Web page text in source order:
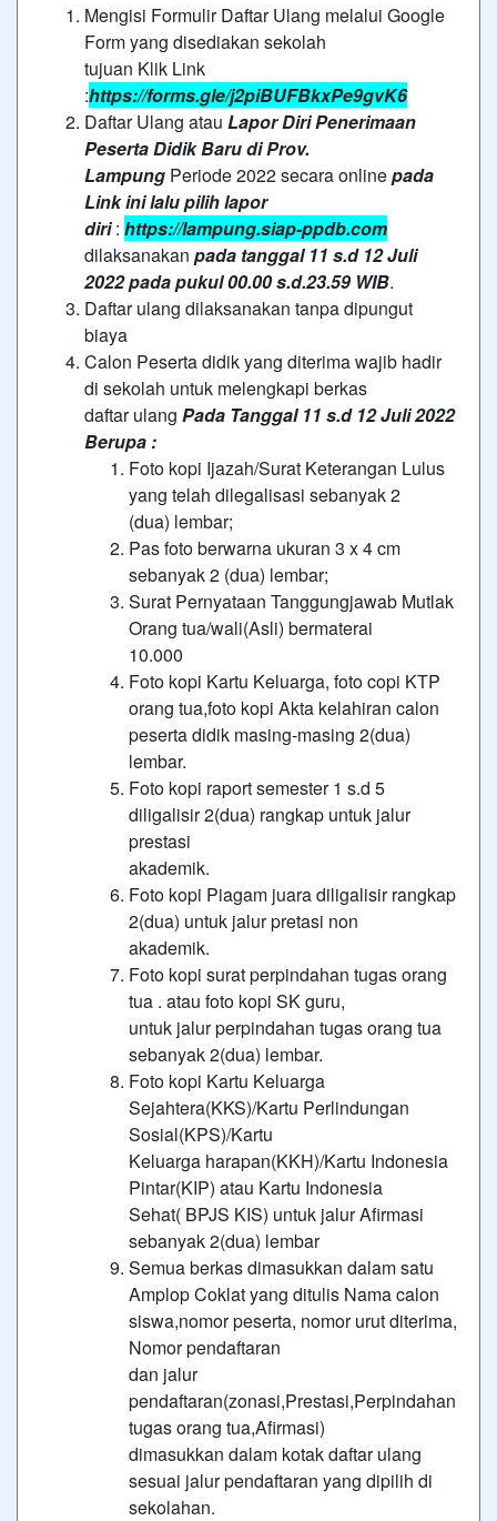
Mengisi Formulir Daftar Ulang melalui Google
Form yang disediakan sekolah
tujuan Klik Link
:https://forms.gle/j2piBUFBkxPe9gvK6
Daftar Ulang atau Lapor Diri Penerimaan
Peserta Didik Baru di Prov.
Lampung Periode 2022 secara onlinepada
Link ini lalu pilih lapor
diri: https://lampung.siap-ppdb.com
dilaksanakan pada tanggal 11 s.d 12 Juli
2022 pada pukul 00.00 s.d.23.59 WIB.
Daftar ulang dilaksanakan tanpa dipungut
biaya
Calon Peserta didik yang diterima wajib hadir
di sekolah untuk melengkapi berkas
daftar ulang Pada Tanggal 11 s.d 12 Juli 2022
Berupa :
Foto kopi Ijazah/Surat Keterangan Lulus
yang telah dilegalisasi sebanyak 2
(dua) lembar;
Pas foto berwarna ukuran 3 x 4 cm
sebanyak 2 (dua) lembar;
Surat Pernyataan Tanggungjawab Mutlak
Orang tua/wali(Asli) bermaterai
10.000
Foto kopi Kartu Keluarga, foto copi KTP
orang tua,foto kopi Akta kelahiran calon
peserta didik masing-masing 2(dua)
lembar.
Foto kopi raport semester 1 s.d 5
diligalisir 2(dua) rangkap untuk jalur
prestasi
akademik.
Foto kopi Piagam juara diligalisir rangkap
2(dua) untuk jalur pretasi non
akademik.
Foto kopi surat perpindahan tugas orang
tua . atau foto kopi SK guru,
untuk jalur perpindahan tugas orang tua
sebanyak 2(dua) lembar.
Foto kopi Kartu Keluarga
Sejahtera(KKS)/Kartu Perlindungan
Sosial(KPS)/Kartu
Keluarga harapan(KKH)/Kartu Indonesia
Pintar(KIP) atau Kartu Indonesia
Sehat( BPJS KIS) untuk jalur Afirmasi
sebanyak 2(dua) lembar
Semua berkas dimasukkan dalam satu
Amplop Coklat yang ditulis Nama calon
siswa,nomor peserta, nomor urut diterima,
Nomor pendaftaran
dan jalur
pendaftaran(zonasi,Prestasi,Perpindahan
tugas orang tua,Afirmasi)
dimasukkan dalam kotak daftar ulang
sesuai jalur pendaftaran yang dipilih di
sekolahan.